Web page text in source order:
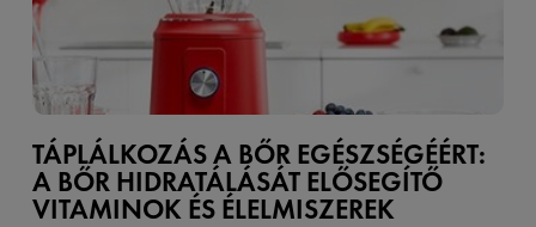
TÁPLÁLKOZÁS A BŐR EGÉSZSÉGÉÉRT:
A BŐR HIDRATÁLÁSÁT ELŐSEGÍTŐ
VITAMINOK ÉS ÉLELMISZEREK